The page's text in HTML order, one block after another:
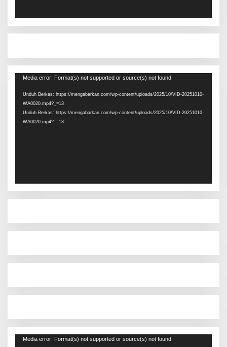
Pemutar
Media error: Format(s) not supported or source(s) not found
Unduh Berkas: https://mengabarkan.com/wp-content/uploads/2025/10/VID-20251010-
WA0020.mp4?_=13
Unduh Berkas: https://mengabarkan.com/wp-content/uploads/2025/10/VID-20251010-
WA0020.mp4?_=13
Pemutar
Media error: Format(s) not supported or source(s) not found